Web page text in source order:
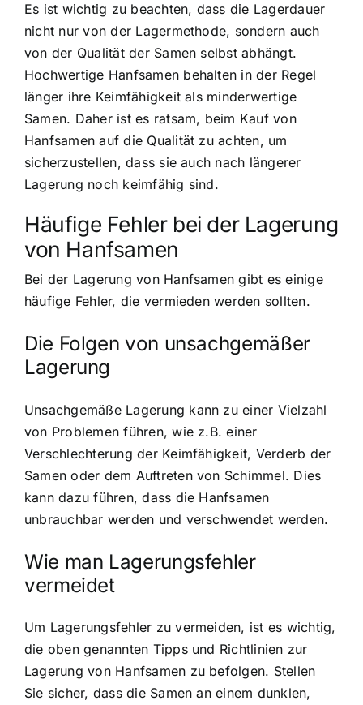
Es ist wichtig zu beachten, dass die Lagerdauer
nicht nur von der Lagermethode, sondern auch
von der Qualität der Samen selbst abhängt.
Hochwertige Hanfsamen behalten in der Regel
länger ihre Keimfähigkeit als minderwertige
Samen. Daher ist es ratsam, beim Kauf von
Hanfsamen auf die Qualität zu achten, um
sicherzustellen, dass sie auch nach längerer
Lagerung noch keimfähig sind.
Häufige Fehler bei der Lagerung
von Hanfsamen
Bei der Lagerung von Hanfsamen gibt es einige
häufige Fehler, die vermieden werden sollten.
Die Folgen von unsachgemäßer
Lagerung
Unsachgemäße Lagerung kann zu einer Vielzahl
von Problemen führen, wie z.B. einer
Verschlechterung der Keimfähigkeit, Verderb der
Samen oder dem Auftreten von Schimmel. Dies
kann dazu führen, dass die Hanfsamen
unbrauchbar werden und verschwendet werden.
Wie man Lagerungsfehler
vermeidet
Um Lagerungsfehler zu vermeiden, ist es wichtig,
die oben genannten Tipps und Richtlinien zur
Lagerung von Hanfsamen zu befolgen. Stellen
Sie sicher, dass die Samen an einem dunklen,